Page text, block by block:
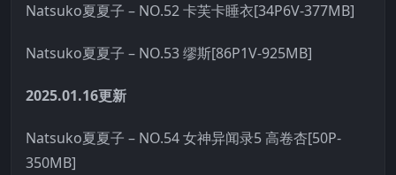
Natsuko夏夏子 – NO.52 卡芙卡睡衣[34P6V-377MB]
Natsuko夏夏子 – NO.53 缪斯[86P1V-925MB]
2025.01.16更新
Natsuko夏夏子 – NO.54 女神异闻录5 高卷杏[50P-
350MB]